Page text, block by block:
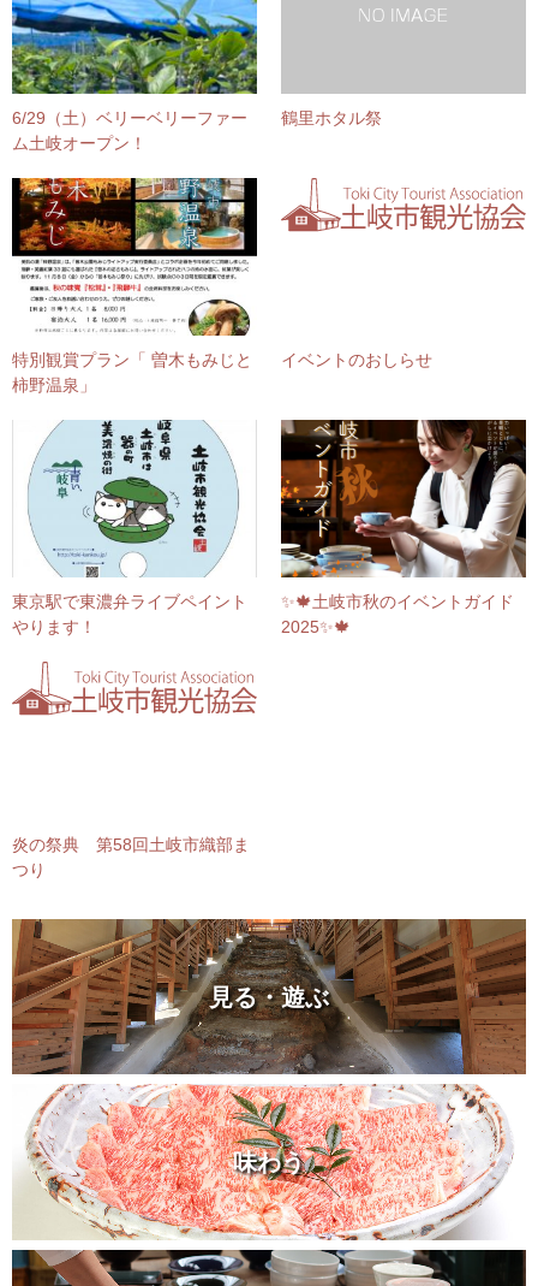
6/29（土）ベリーベリーファー
ム土岐オープン！
鶴里ホタル祭
特別観賞プラン「 曽木もみじと
柿野温泉」
イベントのおしらせ
東京駅で東濃弁ライブペイント
やります！
✨🍁土岐市秋のイベントガイド
2025✨🍁
炎の祭典 第58回土岐市織部ま
つり
見る・遊ぶ
味わう